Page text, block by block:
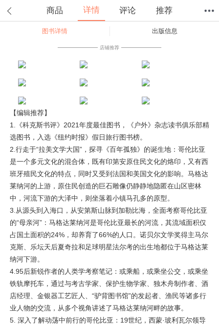
商品 详情 评论 推荐
图书详情 出版信息
店铺推荐
【编辑推荐】
1.《科克斯书评》2021年度最佳图书，《户外》杂志读书俱乐部精
选图书，入选《纽约时报》假日旅行图书榜。
2.行走于“拉美文学大国”，探寻《百年孤独》的诞生地：哥伦比亚
是一个多元文化的混合体，既有印第安原住民文化的烙印，又有西
班牙殖民文化的特点，同时又受到法国和美国文化的影响。马格达
莱纳河的上游，原住民创造的巨石雕像仍静静地隐匿在山区密林
中，河流下游的大泽中，则坐落着小镇马孔多的原型。
3.从源头到入海口，从安第斯山脉到加勒比海，全面考察哥伦比亚
的“母亲河”：马格达莱纳河是哥伦比亚最长的河流，其流域面积仅
占国土面积的24%，却养育了66%的人口。诺贝尔文学奖得主马尔
克斯、乐坛天后夏奇拉和足球明星法尔考的出生地都位于马格达莱
纳河下游。
4.95后新锐作者的人类学考察笔记：或乘船，或乘坐公交，或乘坐
铁轨摩托车，通过与考古学家、保护生物学家、独木舟制作者、酒
店经理、金银器工艺匠人、“驴背图书馆”的发起者、渔民等诸多行
业人物的交流，从多个视角讲述了马格达莱纳河畔的故事。
5. 深入了解动荡中前行的哥伦比亚：19世纪，西蒙·玻利瓦尔领导